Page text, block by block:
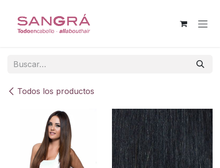
Todos los productos